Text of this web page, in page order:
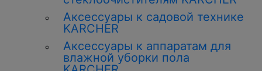
Аксессуары к садовой технике
KARCHER
Аксессуары к аппаратам для
влажной уборки пола